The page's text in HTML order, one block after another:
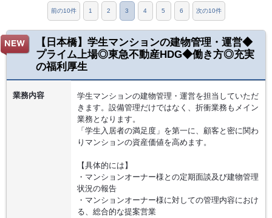
前の10件 1 2 3 4 5 6 次の10件
【日本橋】学生マンションの建物管理・運営◆
プライム上場◎東急不動産HDG◆働き方◎充実
の福利厚生
業務内容
学生マンションの建物管理・運営を担当していただ
きます。設備管理だけではなく、折衝業務もメイン
業務となります。
「学生入居者の満足度」を第一に、顧客と密に関わ
りマンションの資産価値を高めます。
【具体的には】
・マンションオーナー様との定期面談及び建物管理
状況の報告
・マンションオーナー様に対しての管理内容におけ
る、総合的な提案営業